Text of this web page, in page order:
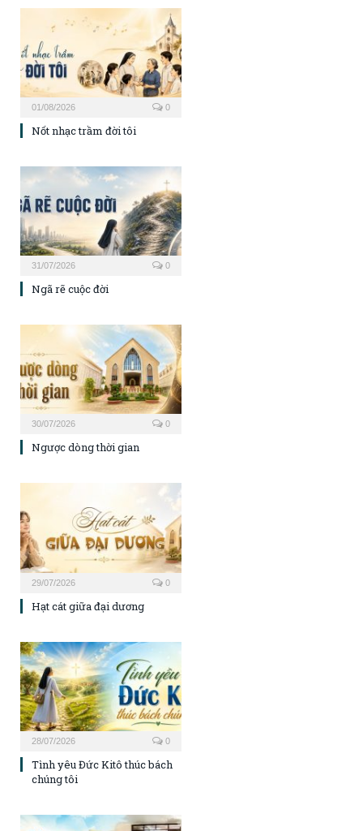
01/08/2026 0
Nốt nhạc trầm đời tôi
31/07/2026 0
Ngã rẽ cuộc đời
30/07/2026 0
Ngược dòng thời gian
29/07/2026 0
Hạt cát giữa đại dương
28/07/2026 0
Tình yêu Đức Kitô thúc bách
chúng tôi